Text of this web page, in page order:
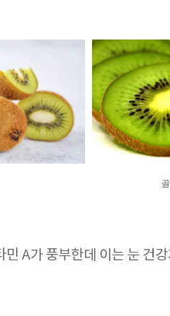
민 A가 풍부한데 이는 눈 건